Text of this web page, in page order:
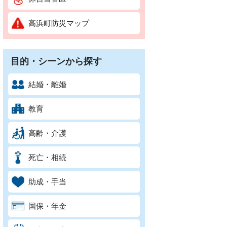
高浜町防災マップ
目的・シーンから探す
結婚・離婚
教育
高齢・介護
死亡・相続
助成・手当
国保・年金